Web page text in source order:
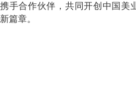
携手合作伙伴，共同开创中国美
新篇章。